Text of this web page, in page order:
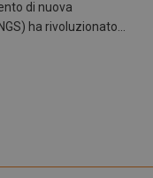
di nuova
ha rivoluzionato...
www.dailyhealthindustry.it